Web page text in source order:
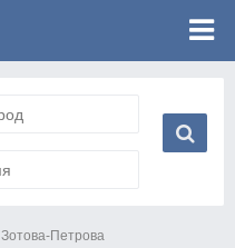
Зотова-Петрова